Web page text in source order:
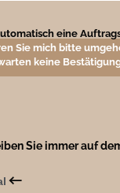
eine
Sie mich bitte
keine
Sie immer auf
←